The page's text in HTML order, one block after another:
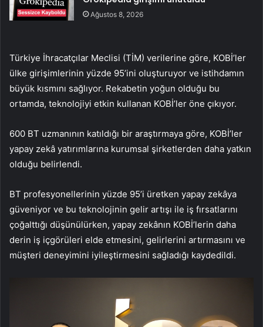
Ağustos 8, 2026
Türkiye İhracatçılar Meclisi (TİM) verilerine göre, KOBİ’ler
ülke girişimlerinin yüzde 95’ini oluşturuyor ve istihdamın
büyük kısmını sağlıyor. Rekabetin yoğun olduğu bu
ortamda, teknolojiyi etkin kullanan KOBİ’ler öne çıkıyor.
600 BT uzmanının katıldığı bir araştırmaya göre, KOBİ’ler
yapay zekâ yatırımlarına kurumsal şirketlerden daha yatkın
olduğu belirlendi.
BT profesyonellerinin yüzde 95’i üretken yapay zekâya
güveniyor ve bu teknolojinin gelir artışı ile iş fırsatlarını
çoğalttığı düşünülürken, yapay zekânın KOBİ’lerin daha
derin iş içgörüleri elde etmesini, gelirlerini artırmasını ve
müşteri deneyimini iyileştirmesini sağladığı kaydedildi.